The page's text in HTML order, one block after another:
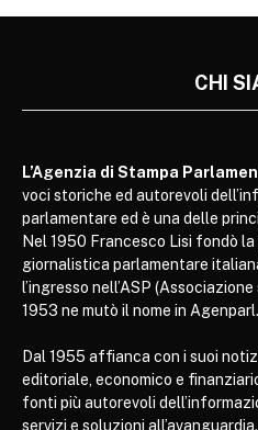
CHI
L’Agenzia di Stampa
voci storiche ed autorevoli
parlamentare ed è una delle
Nel 1950 Francesco Lisi fondò
giornalistica parlamentare
l’ingresso nell’ASP
1953 ne mutò il nome in Agenparl.
Dal 1955 affianca con i suoi
editoriale, economico e
fonti più autorevoli
servizi e soluzioni